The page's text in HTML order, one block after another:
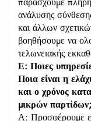
ανάλυσης
και άλλων
βοηθήσουμε να
τελωνειακής
Ε: Ποιες
Ποια είναι η
και ο χρόνος
μικρών παρτίδων;
Α: Προσφέρουμε